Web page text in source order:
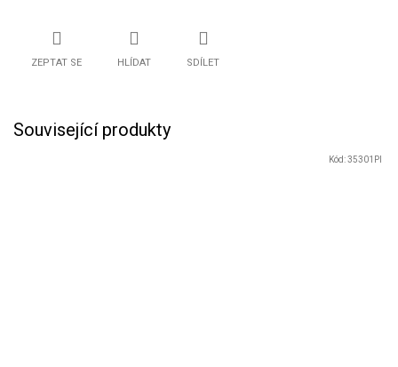
ZEPTAT SE HLÍDAT SDÍLET
Související produkty
Kód:35301PI